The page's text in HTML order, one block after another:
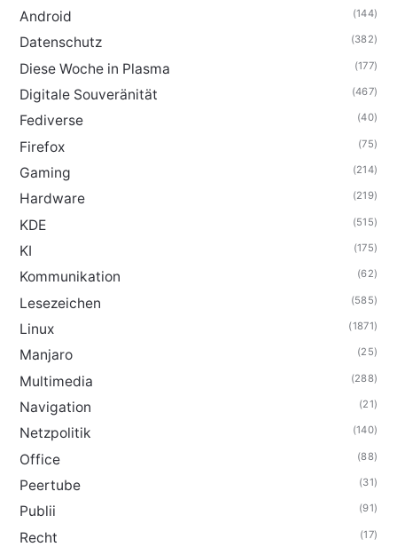
Android (144)
Datenschutz (382)
Diese Woche in Plasma (177)
Digitale Souveränität (467)
Fediverse (40)
Firefox (75)
Gaming (214)
Hardware (219)
KDE (515)
KI (175)
Kommunikation (62)
Lesezeichen (585)
Linux (1871)
Manjaro (25)
Multimedia (288)
Navigation (21)
Netzpolitik (140)
Office (88)
Peertube (31)
Publii (91)
Recht (17)